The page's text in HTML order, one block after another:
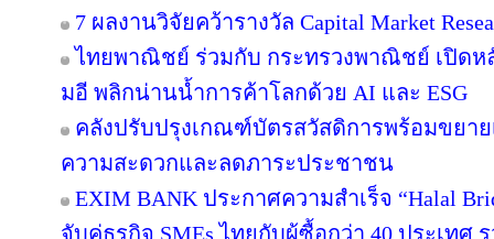
7 ผลงานวิจัยคว้ารางวัล Capital Market
ไทยพาณิชย์ ร่วมกับ กระทรวงพาณิชย์ เปิดหลั
มอี พลิกน่านน้ำการค้าโลกด้วย AI และ ESG
คลังปรับปรุงเกณฑ์บัตรสวัสดิการพร้อมขยา
ความสะดวกและลดภาระประชาชน
EXIM BANK ประกาศความสำเร็จ “Halal
จับคู่ธุรกิจ SMEs ไทยกับผู้ซื้อกว่า 40 ประเทศ ร